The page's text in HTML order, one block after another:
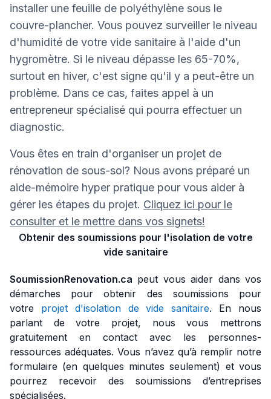
installer une feuille de polyéthylène sous le
couvre-plancher. Vous pouvez surveiller le niveau
d'humidité de votre vide sanitaire à l'aide d'un
hygromètre. Si le niveau dépasse les 65-70%,
surtout en hiver, c'est signe qu'il y a peut-être un
problème. Dans ce cas, faites appel à un
entrepreneur spécialisé qui pourra effectuer un
diagnostic.
Vous êtes en train d'organiser un projet de
rénovation de sous-sol? Nous avons préparé un
aide-mémoire hyper pratique pour vous aider à
gérer les étapes du projet. Cliquez ici pour le
consulter et le mettre dans vos signets!
Obtenir des soumissions pour l'isolation de votre
vide sanitaire
SoumissionRenovation.ca peut vous aider dans vos
démarches pour obtenir des soumissions pour
votre projet d'isolation de vide sanitaire. En nous
parlant de votre projet, nous vous mettrons
gratuitement en contact avec les personnes-
ressources adéquates. Vous n’avez qu’à remplir notre
formulaire (en quelques minutes seulement) et vous
pourrez recevoir des soumissions d’entreprises
spécialisées.